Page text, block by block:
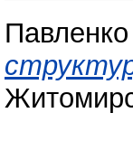
Павленко